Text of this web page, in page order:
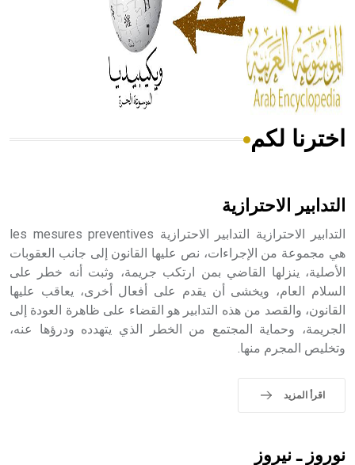
- هل تعلم أن المرجان إفراز حيواني يتكون في البحر ويتركب
من مادة كربونات الكلسيوم، وهو أحمر أو شديد الحمرة وهو
أجود أنواعه، ويمتاز بكبر الحجم ويسمى الش
هل تعلم أن الأبسيد كلمة فرنسية اللفظ تم اعتمادها مصطلحاً
- هل تعلم أن أبجر Abgar اسم معروف جيداً يعود إلى عدد من
الملوك الذين حكموا مدينة إديسا (الرها) من أبجر الأول وحتى
التاسع، وهم ينتسبون إلى أسرة أوسروين
اخترنا لكم
التدابير الاحترازية
التدابير الاحترازية التدابير الاحترازية les mesures preventives
هي مجموعة من الإجراءات، نص عليها القانون إلى جانب العقوبات
الأصلية، ينزلها القاضي بمن ارتكب جريمة، وثبت أنه خطر على
السلام العام، ويخشى أن يقدم على أفعال أخرى، يعاقب عليها
القانون، والقصد من هذه التدابير هو القضاء على ظاهرة العودة إلى
الجريمة، وحماية المجتمع من الخطر الذي يتهدده ودرؤها عنه،
وتخليص المجرم منها.
اقرأ المزيد
نوروز ـ نيروز